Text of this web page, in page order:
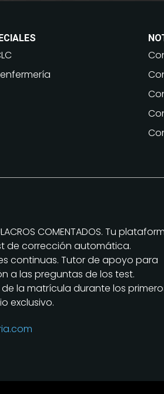
COMENTADOS. Tu
de corrección automática.
continuas. Tutor de apoyo para
a las preguntas de los test.
la matrícula durante los
exclusivo.